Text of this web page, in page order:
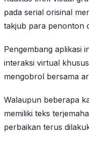
pada serial orisinal
takjub para penonton
Pengembang aplikasi
interaksi virtual
mengobrol bersama
Walaupun beberapa
memiliki teks
perbaikan terus